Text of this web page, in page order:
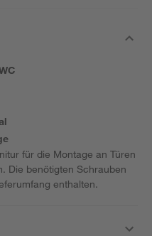
für die Montage an Türen
Die benötigten Schrauben
enthalten.